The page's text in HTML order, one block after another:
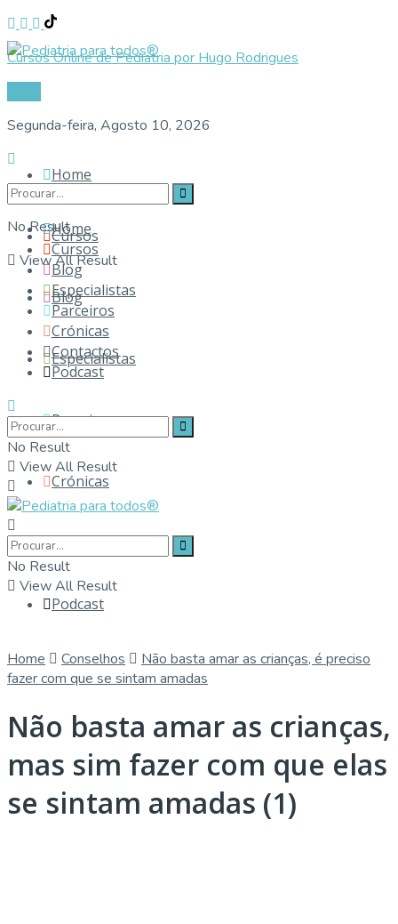
Cursos Online de Pediatria por Hugo Rodrigues
Segunda-feira, Agosto 10, 2026
No Result
View All Result
Home
Cursos
Blog
Especialistas
Parceiros
Crónicas
Contactos
Podcast
Home
Cursos
Blog
Especialistas
Parceiros
Crónicas
Contactos
Podcast
No Result
View All Result
No Result
View All Result
Home Conselhos
Não basta amar as crianças, é preciso
fazer com que se sintam amadas
Não basta amar as crianças,
mas sim fazer com que elas
se sintam amadas (1)